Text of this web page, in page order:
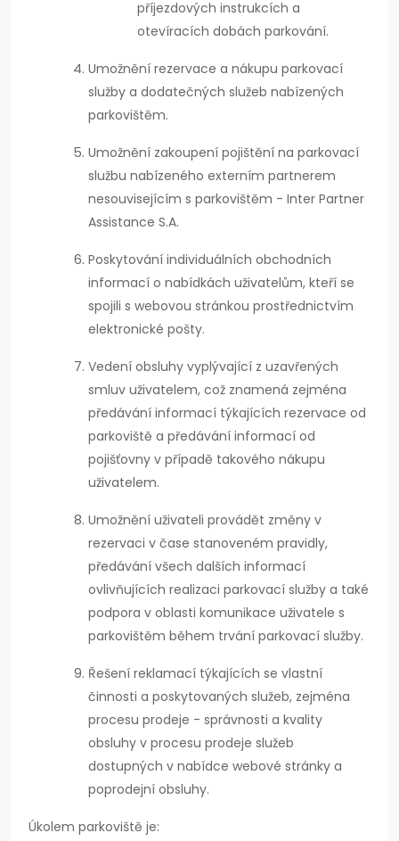
příjezdových instrukcích a
otevíracích dobách parkování.
Umožnění rezervace a nákupu parkovací
služby a dodatečných služeb nabízených
parkovištěm.
Umožnění zakoupení pojištění na parkovací
službu nabízeného externím partnerem
nesouvisejícím s parkovištěm - Inter Partner
Assistance S.A.
Poskytování individuálních obchodních
informací o nabídkách uživatelům, kteří se
spojili s webovou stránkou prostřednictvím
elektronické pošty.
Vedení obsluhy vyplývající z uzavřených
smluv uživatelem, což znamená zejména
předávání informací týkajících rezervace od
parkoviště a předávání informací od
pojišťovny v případě takového nákupu
uživatelem.
Umožnění uživateli provádět změny v
rezervaci v čase stanoveném pravidly,
předávání všech dalších informací
ovlivňujících realizaci parkovací služby a také
podpora v oblasti komunikace uživatele s
parkovištěm během trvání parkovací služby.
Řešení reklamací týkajících se vlastní
činnosti a poskytovaných služeb, zejména
procesu prodeje - správnosti a kvality
obsluhy v procesu prodeje služeb
dostupných v nabídce webové stránky a
poprodejní obsluhy.
Úkolem parkoviště je: